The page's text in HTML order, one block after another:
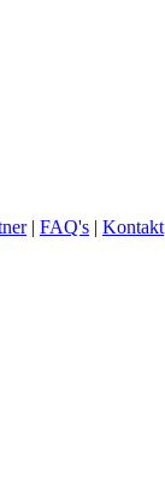
| FAQ's | Kontakt